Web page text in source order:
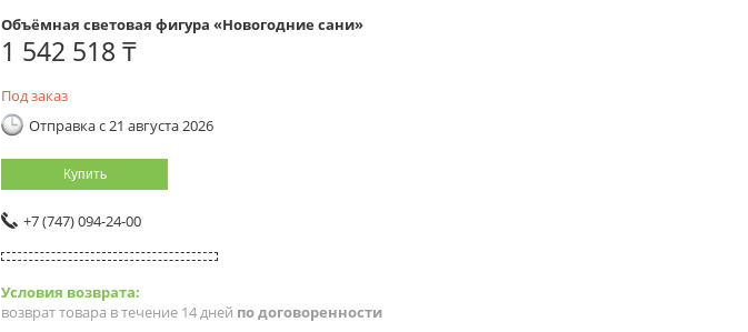
Объёмная световая фигура «Новогодние сани»
1 542 518 ₸
Под заказ
Отправка с 21 августа 2026
Купить
+7 (747) 094-24-00
возврат товара в течение 14 дней по договоренности